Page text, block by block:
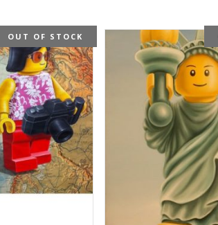
OUT OF STOCK